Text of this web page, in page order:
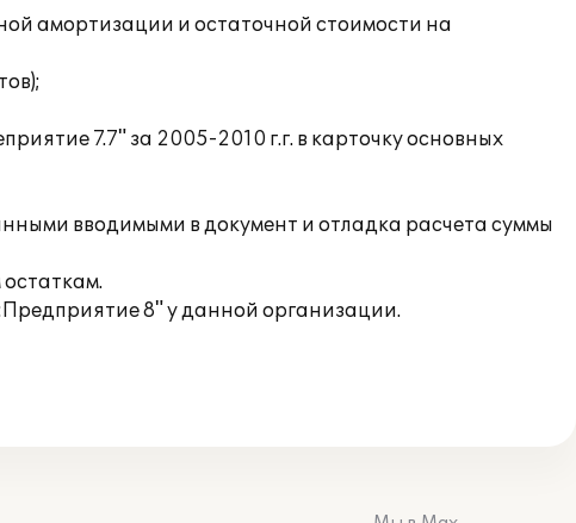
амортизации и остаточной стоимости на
7.7" за 2005-2010 г.г. в карточку основных
вводимыми в документ и отладка расчета суммы
8" у данной организации.